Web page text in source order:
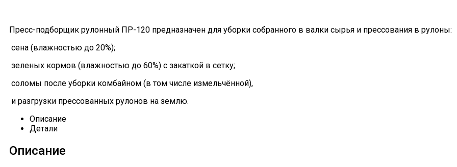
Пресс-подборщик рулонный ПР-120 предназначен для уборки собранного в валки сырья и прессования в рулоны:
сена (влажностью до 20%);
зеленых кормов (влажностью до 60%) с закаткой в сетку;
соломы после уборки комбайном (в том числе измельчённой),
и разгрузки прессованных рулонов на землю.
Описание
Детали
Описание